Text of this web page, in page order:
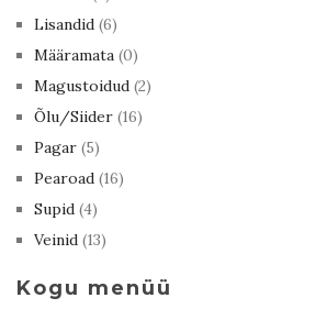
Lisandid (6)
Määramata (0)
Magustoidud (2)
Õlu/Siider (16)
Pagar (5)
Pearoad (16)
Supid (4)
Veinid (13)
Kogu menüü